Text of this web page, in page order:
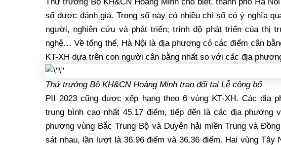
số được đánh giá. Trong số này có nhiều chỉ số có ý nghĩa
người, nghiên cứu và phát triển; trình độ phát triển của thị
nghệ… Về tổng thể, Hà Nội là địa phương có các điểm cân
KT-XH dựa trên con người cân bằng nhất so với các địa
Thứ trưởng Bộ KH&CN Hoàng Minh trao đổi tại Lễ công bố
PII 2023 cũng được xếp hạng theo 6 vùng KT-XH. Các địa
trung bình cao nhất 45.17 điểm, tiếp đến là các địa phương
phương vùng Bắc Trung Bộ và Duyên hải miền Trung và
sát nhau, lần lượt là 36.96 điểm và 36.36 điểm. Hai vùng Tây